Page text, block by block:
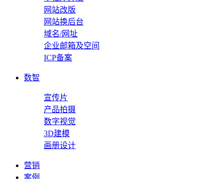
网站改版
网站换后台
域名/网址
企业邮箱及空间
ICP备案
数智
宣传片
产品拍摄
数字视觉
3D建模
画册设计
营销
案例